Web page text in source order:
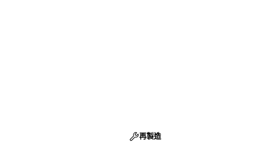
再製造